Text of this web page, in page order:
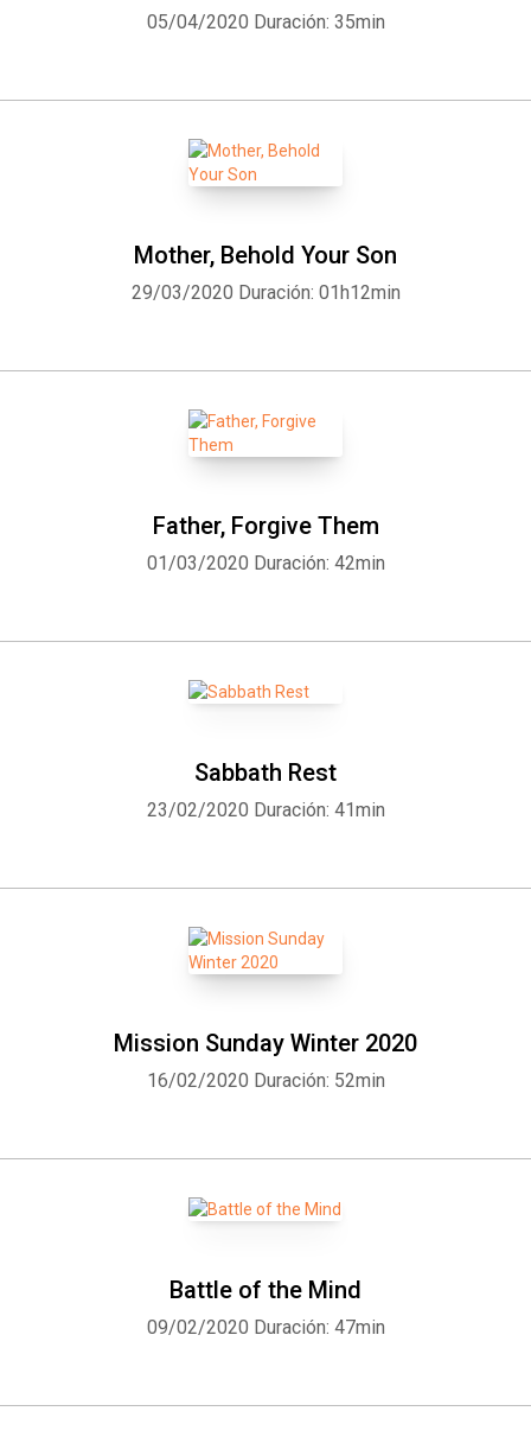
05/04/2020 Duración: 35min
Mother, Behold Your Son
29/03/2020 Duración: 01h12min
Father, Forgive Them
01/03/2020 Duración: 42min
Sabbath Rest
23/02/2020 Duración: 41min
Mission Sunday Winter 2020
16/02/2020 Duración: 52min
Battle of the Mind
09/02/2020 Duración: 47min